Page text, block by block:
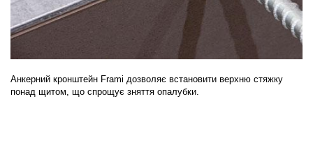
Анкерний кронштейн Frami дозволяє встановити верхню стяжку
понад щитом, що спрощує зняття опалубки.